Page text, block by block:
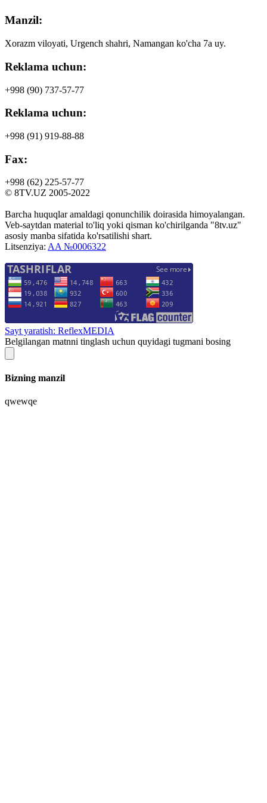
Manzil:
Xorazm viloyati, Urgench shahri, Namangan ko'cha 7a uy.
Reklama uchun:
+998 (90) 737-57-77
Reklama uchun:
+998 (91) 919-88-88
Fax:
+998 (62) 225-57-77
© 8TV.UZ 2005-2022
Barcha huquqlar amaldagi qonunchilik doirasida himoyalangan.
Veb-saytdan material to'liq yoki qisman ko'chirilganda "8tv.uz"
asosiy manba sifatida ko'rsatilishi shart.
Litsenziya: AA №0006322
Sayt yaratish: ReflexMEDIA
Belgilangan matnni tinglash uchun quyidagi tugmani bosing
Bizning manzil
qwewqe